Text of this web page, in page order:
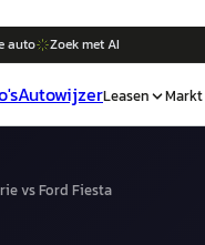
auto Zoek met AI
AutowijzerLeasen Markt
vsFord Fiesta